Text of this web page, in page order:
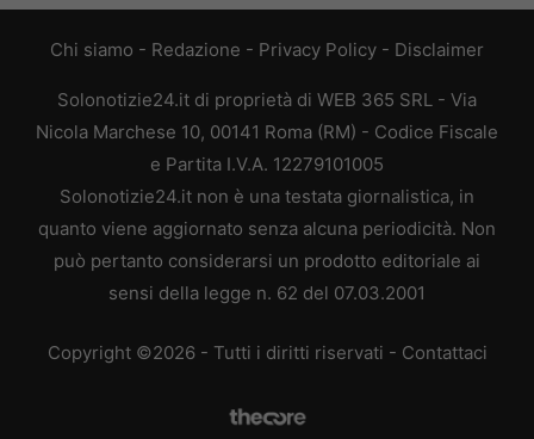
Chi siamo - Redazione - Privacy Policy - Disclaimer
Solonotizie24.it di proprietà di WEB 365 SRL - Via
Nicola Marchese 10, 00141 Roma (RM) - Codice Fiscale
e Partita I.V.A. 12279101005
Solonotizie24.it non è una testata giornalistica, in
quanto viene aggiornato senza alcuna periodicità. Non
può pertanto considerarsi un prodotto editoriale ai
sensi della legge n. 62 del 07.03.2001
Copyright ©2026 - Tutti i diritti riservati - Contattaci